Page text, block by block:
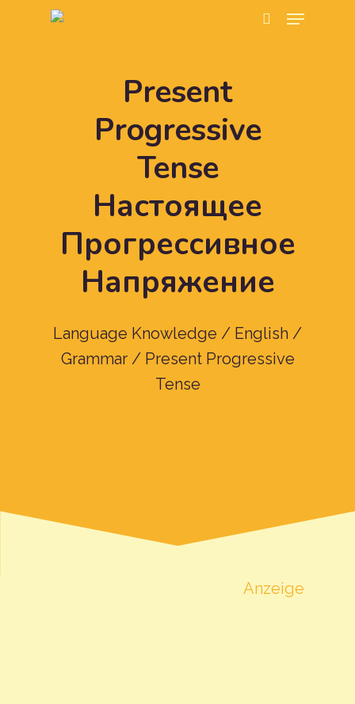
Hit enter to search or ESC to close
Present
Progressive
Tense
Настоящее
Прогрессивное
Напряжение
Language Knowledge / English /
Grammar / Present Progressive
Tense
Anzeige